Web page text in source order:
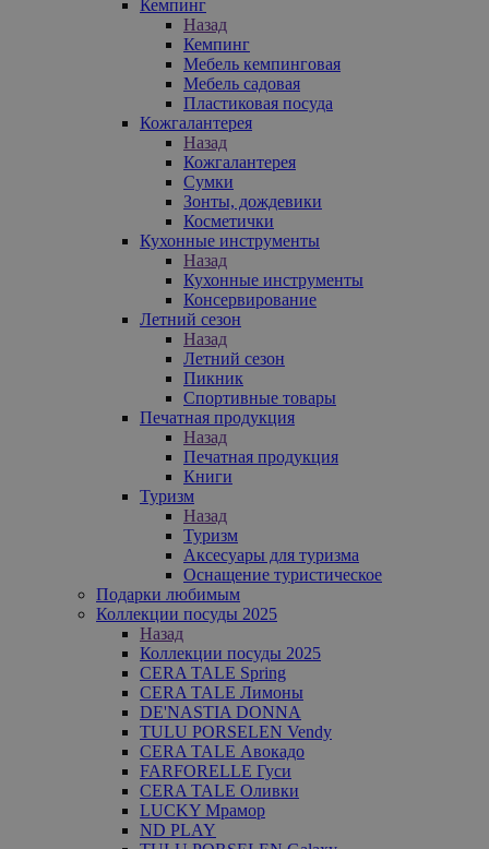
Кемпинг
Назад
Кемпинг
Мебель кемпинговая
Мебель садовая
Пластиковая посуда
Кожгалантерея
Назад
Кожгалантерея
Сумки
Зонты, дождевики
Косметички
Кухонные инструменты
Назад
Кухонные инструменты
Консервирование
Летний сезон
Назад
Летний сезон
Пикник
Спортивные товары
Печатная продукция
Назад
Печатная продукция
Книги
Туризм
Назад
Туризм
Аксесуары для туризма
Оснащение туристическое
Подарки любимым
Коллекции посуды 2025
Назад
Коллекции посуды 2025
CERA TALE Spring
CERA TALE Лимоны
DE'NASTIA DONNA
TULU PORSELEN Vendy
CERA TALE Авокадо
FARFORELLE Гуси
CERA TALE Оливки
LUCKY Мрамор
ND PLAY